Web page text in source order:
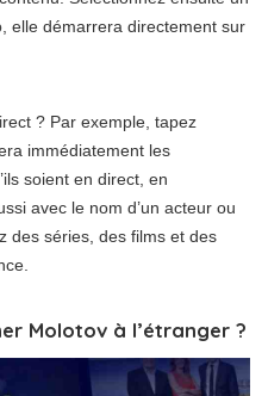
elle démarrera directement sur
? Par exemple, tapez
immédiatement les
soient en direct, en
avec le nom d’un acteur ou
des séries, des films et des
Molotov à l’étranger ?